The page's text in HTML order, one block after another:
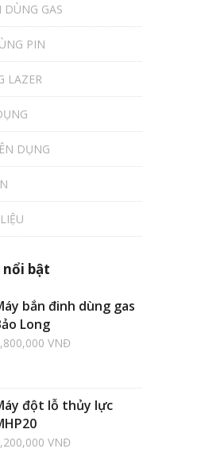
GAS
PIN
LAZER
DỤNG
nổi bật
bắn đinh dùng gas
Long
VNĐ
đột lỗ thủy lực
VNĐ